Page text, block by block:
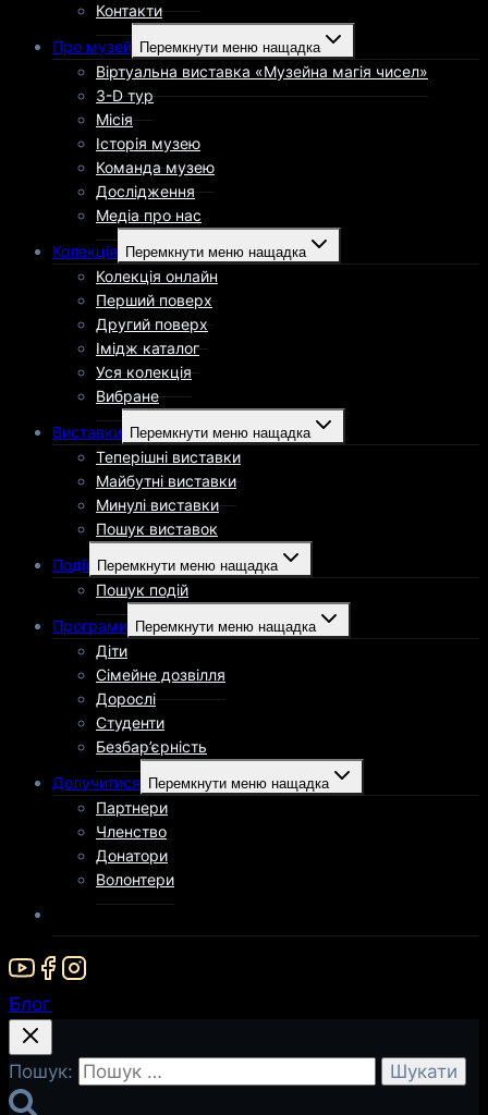
Контакти
Про музей Перемкнути меню нащадка
Віртуальна виставка «Музейна магія чисел»
3-D тур
Місія
Історія музею
Команда музею
Дослідження
Медіа про нас
Колекція
Перемкнути меню нащадка
Колекція онлайн
Перший поверх
Другий поверх
Імідж каталог
Уся колекція
Вибране
Виставки Перемкнути меню нащадка
Теперішні виставки
Майбутні виставки
Минулі виставки
Пошук виставок
Події Перемкнути меню нащадка
Пошук подій
Програми Перемкнути меню нащадка
Діти
Сімейне дозвілля
Дорослі
Студенти
Безбар’єрність
Долучитися
Перемкнути меню нащадка
Партнери
Членство
Донатори
Волонтери
Блог
Пошук: